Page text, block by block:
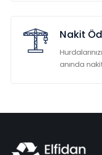
Nakit
anında